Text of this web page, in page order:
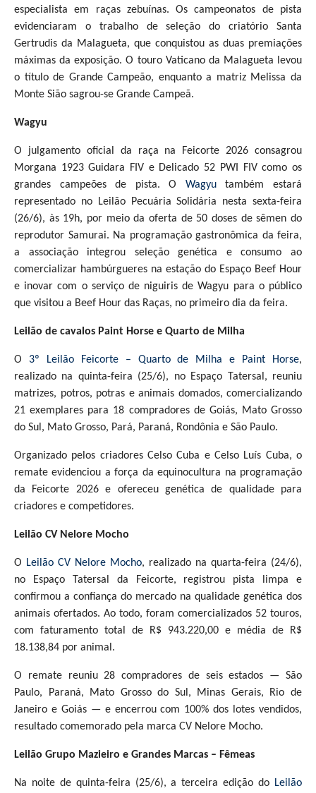
especialista em raças zebuínas. Os campeonatos de pista
evidenciaram o trabalho de seleção do criatório Santa
Gertrudis da Malagueta, que conquistou as duas premiações
máximas da exposição. O touro Vaticano da Malagueta levou
o título de Grande Campeão, enquanto a matriz Melissa da
Monte Sião sagrou-se Grande Campeã.
Wagyu
O julgamento oficial da raça na Feicorte 2026 consagrou
Morgana 1923 Guidara FIV e Delicado 52 PWI FIV como os
grandes campeões de pista. O Wagyutambém estará
representado no Leilão Pecuária Solidária nesta sexta-feira
(26/6), às 19h, por meio da oferta de 50 doses de sêmen do
reprodutor Samurai. Na programação gastronômica da feira,
a associação integrou seleção genética e consumo ao
comercializar hambúrgueres na estação do Espaço Beef Hour
e inovar com o serviço de niguiris de Wagyu para o público
que visitou a Beef Hour das Raças, no primeiro dia da feira.
Leilão de cavalos Paint Horse e Quarto de Milha
O 3º Leilão Feicorte – Quarto de Milha e Paint Horse,
realizado na quinta-feira (25/6), no Espaço Tatersal, reuniu
matrizes, potros, potras e animais domados, comercializando
21 exemplares para 18 compradores de Goiás, Mato Grosso
do Sul, Mato Grosso, Pará, Paraná, Rondônia e São Paulo.
Organizado pelos criadores Celso Cuba e Celso Luís Cuba, o
remate evidenciou a força da equinocultura na programação
da Feicorte 2026 e ofereceu genética de qualidade para
criadores e competidores.
Leilão CV Nelore Mocho
O Leilão CV Nelore Mocho, realizado na quarta-feira (24/6),
no Espaço Tatersal da Feicorte, registrou pista limpa e
confirmou a confiança do mercado na qualidade genética dos
animais ofertados. Ao todo, foram comercializados 52 touros,
com faturamento total de R$ 943.220,00 e média de R$
18.138,84 por animal.
O remate reuniu 28 compradores de seis estados — São
Paulo, Paraná, Mato Grosso do Sul, Minas Gerais, Rio de
Janeiro e Goiás — e encerrou com 100% dos lotes vendidos,
resultado comemorado pela marca CV Nelore Mocho.
Leilão Grupo Mazieiro e Grandes Marcas – Fêmeas
Na noite de quinta-feira (25/6), a terceira edição do Leilão